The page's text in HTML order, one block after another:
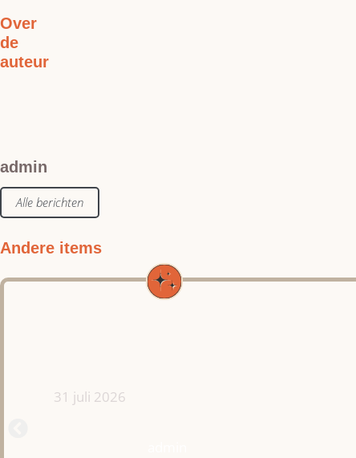
Over
de
auteur
admin
Alle berichten
Andere items
31 juli 2026